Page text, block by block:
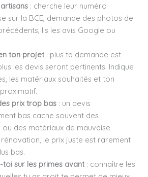
: cherche leur numéro
sur la BCE, demande des photos de
lis les avis Google ou
ton projet : plus ta demande est
les devis seront pertinents. Indique
les matériaux souhaités et ton
prix trop bas : un devis
bas cache souvent des
ou des matériaux de mauvaise
rénovation, le prix juste est rarement
bas.
toi sur les primes avant : connaître les